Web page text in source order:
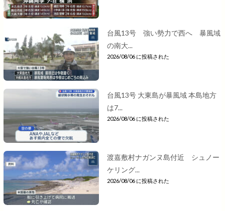
台風13号 強い勢力で西へ 暴風域
の南大...
2026/08/06 に投稿された
台風13号 大東島が暴風域 本島地方
は7...
2026/08/06 に投稿された
渡嘉敷村ナガンヌ島付近 シュノー
ケリング...
2026/08/06 に投稿された